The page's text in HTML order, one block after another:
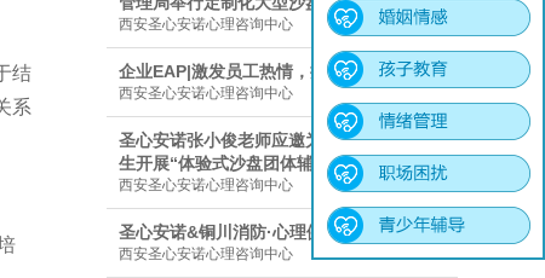
结
系
西安圣心安诺心理咨询中心
企业EAP|激发员工热情，提升工作绩效
西安圣心安诺心理咨询中心
圣心安诺张小俊老师应邀为交大附中分校学
生开展“体验式沙盘团体辅导”
西安圣心安诺心理咨询中心
圣心安诺&铜川消防·心理健康疏导讲座
西安圣心安诺心理咨询中心